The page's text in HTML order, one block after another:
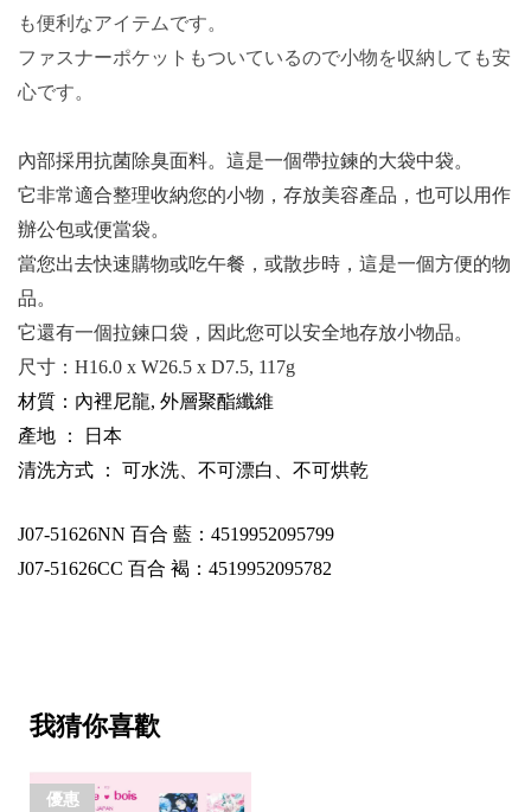
も便利なアイテムです。
ファスナーポケットもついているので小物を収納しても安
心です。
內部採用抗菌除臭面料。這是一個帶拉鍊的大袋中袋。
它非常適合整理收納您的小物，存放美容產品，也可以用作
辦公包或便當袋。
當您出去快速購物或吃午餐，或散步時，這是一個方便的物
品。
它還有一個拉鍊口袋，因此您可以安全地存放小物品。
尺寸： H16.0 x W26.5 x D7.5, 117g
材質：內裡尼龍, 外層聚酯纖維
產地 ： 日本
清洗方式 ： 可水洗、不可漂白、不可烘乾
J07-51626NN 百合 藍：4519952095799
J07-51626CC 百合 褐：4519952095782
我猜你喜歡
優惠